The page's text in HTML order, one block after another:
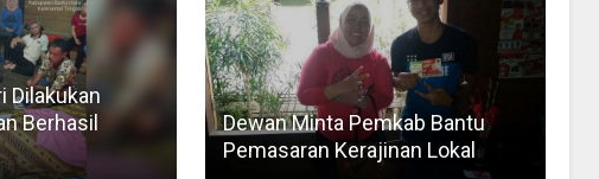
Dilakukan
Berhasil
Dewan Minta Pemkab Bantu
Pemasaran Kerajinan Lokal